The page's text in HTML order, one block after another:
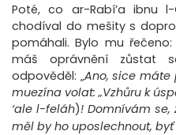
Poté, co ar-Rabí’a ibnu
chodíval do mešity s
pomáhali. Bylo mu
máš oprávnění zůstat
odpověděl: „Ano, sice máte
muezína volat: „Vzhůru k
‘ale l-feláh)! Domnívám se,
měl by ho uposlechnout,